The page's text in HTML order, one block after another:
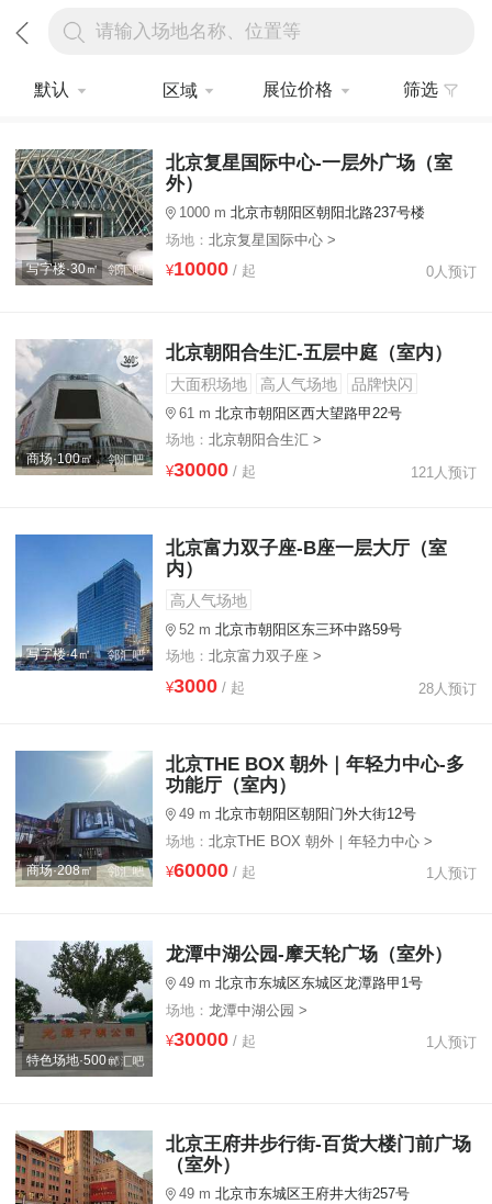
请输入场地名称、位置等
默认 区域 展位价格 筛选
写字楼·30㎡
北京复星国际中心-一层外广场（室
外）
1000 m 北京市朝阳区朝阳北路237号楼
场地： 北京复星国际中心 >
¥10000/ 起 0人预订
商场·100㎡
北京朝阳合生汇-五层中庭（室内）
大面积场地 高人气场地 品牌快闪
61 m 北京市朝阳区西大望路甲22号
场地： 北京朝阳合生汇 >
¥30000/ 起 121人预订
写字楼·4㎡
北京富力双子座-B座一层大厅（室
内）
高人气场地
52 m 北京市朝阳区东三环中路59号
场地： 北京富力双子座 >
¥3000/ 起 28人预订
商场·208㎡
北京THE BOX 朝外｜年轻力中心-多
功能厅（室内）
49 m 北京市朝阳区朝阳门外大街12号
场地： 北京THE BOX 朝外｜年轻力中心 >
¥60000/ 起 1人预订
特色场地·500㎡
龙潭中湖公园-摩天轮广场（室外）
49 m 北京市东城区东城区龙潭路甲1号
场地： 龙潭中湖公园 >
¥30000/ 起 1人预订
北京王府井步行街-百货大楼门前广场
（室外）
49 m 北京市东城区王府井大街257号